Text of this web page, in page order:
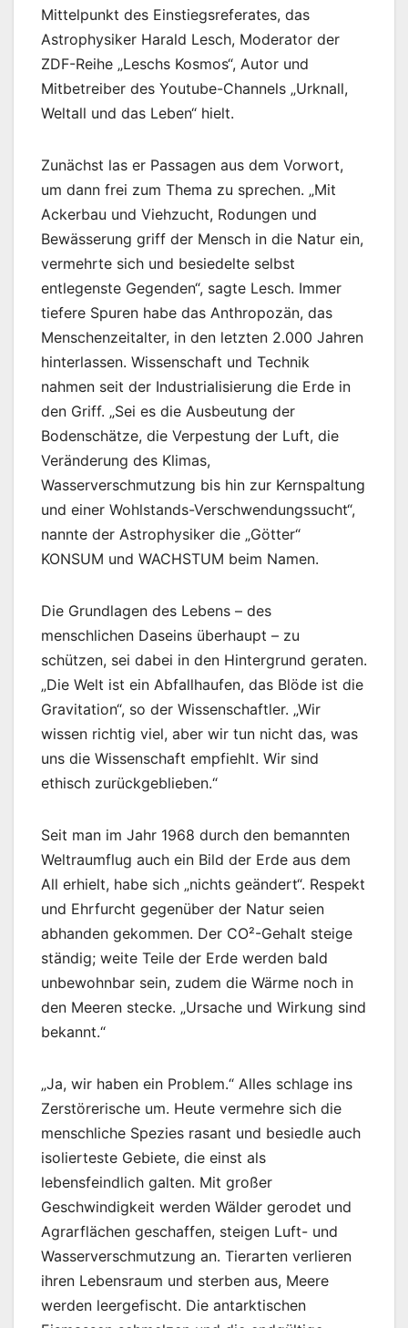
Mittelpunkt des Einstiegsreferates, das
Astrophysiker Harald Lesch, Moderator der
ZDF-Reihe „Leschs Kosmos“, Autor und
Mitbetreiber des Youtube-Channels „Urknall,
Weltall und das Leben“ hielt.
Zunächst las er Passagen aus dem Vorwort,
um dann frei zum Thema zu sprechen. „Mit
Ackerbau und Viehzucht, Rodungen und
Bewässerung griff der Mensch in die Natur ein,
vermehrte sich und besiedelte selbst
entlegenste Gegenden“, sagte Lesch. Immer
tiefere Spuren habe das Anthropozän, das
Menschenzeitalter, in den letzten 2.000 Jahren
hinterlassen. Wissenschaft und Technik
nahmen seit der Industrialisierung die Erde in
den Griff. „Sei es die Ausbeutung der
Bodenschätze, die Verpestung der Luft, die
Veränderung des Klimas,
Wasserverschmutzung bis hin zur Kernspaltung
und einer Wohlstands-Verschwendungssucht“,
nannte der Astrophysiker die „Götter“
KONSUM und WACHSTUM beim Namen.
Die Grundlagen des Lebens – des
menschlichen Daseins überhaupt – zu
schützen, sei dabei in den Hintergrund geraten.
„Die Welt ist ein Abfallhaufen, das Blöde ist die
Gravitation“, so der Wissenschaftler. „Wir
wissen richtig viel, aber wir tun nicht das, was
uns die Wissenschaft empfiehlt. Wir sind
ethisch zurückgeblieben.“
Seit man im Jahr 1968 durch den bemannten
Weltraumflug auch ein Bild der Erde aus dem
All erhielt, habe sich „nichts geändert“. Respekt
und Ehrfurcht gegenüber der Natur seien
abhanden gekommen. Der CO²-Gehalt steige
ständig; weite Teile der Erde werden bald
unbewohnbar sein, zudem die Wärme noch in
den Meeren stecke. „Ursache und Wirkung sind
bekannt.“
„Ja, wir haben ein Problem.“ Alles schlage ins
Zerstörerische um. Heute vermehre sich die
menschliche Spezies rasant und besiedle auch
isolierteste Gebiete, die einst als
lebensfeindlich galten. Mit großer
Geschwindigkeit werden Wälder gerodet und
Agrarflächen geschaffen, steigen Luft- und
Wasserverschmutzung an. Tierarten verlieren
ihren Lebensraum und sterben aus, Meere
werden leergefischt. Die antarktischen